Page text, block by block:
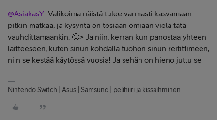
@AsiakasY Valikoima näistä tulee varmasti kasvamaan
pitkin matkaa, ja kysyntä on tosiaan omiaan vielä tätä
vauhdittamaankin. 🙂> Ja niin, kerran kun panostaa yhteen
laitteeseen, kuten sinun kohdalla tuohon sinun reitittimeen,
niin se kestää käytössä vuosia! Ja sehän on hieno juttu se
Nintendo Switch | Asus | Samsung | pelihiiri ja kissaihminen